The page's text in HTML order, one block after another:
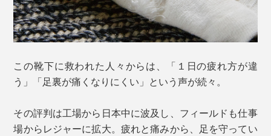
この靴下に救われた人々からは、「１日の疲れ方が違
う」「足裏が痛くなりにくい」という声が続々。
その評判は工場から日本中に波及し、フィールドも仕事
場からレジャーに拡大。疲れと痛みから、足を守ってい